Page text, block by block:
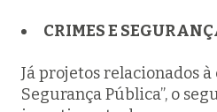
CRIMES E
Já projetos relacionados
Segurança Pública”, o